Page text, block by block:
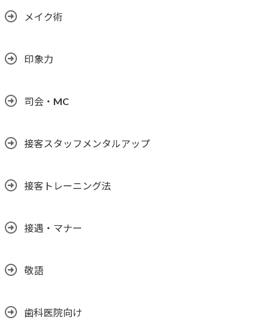
メイク術
印象力
司会・MC
接客スタッフメンタルアップ
接客トレーニング法
接遇・マナー
敬語
歯科医院向け